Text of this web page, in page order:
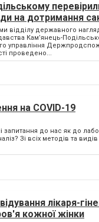
на дотримання
відділу державного
Кам’янець-
управління
проведено...
на COVID-19
запитання до нас як до
Зі всіх методів та
лікаря-
кожної жінки